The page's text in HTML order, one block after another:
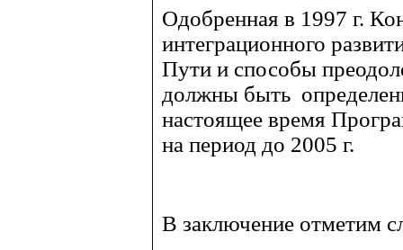
Одобренная в 1997 г.
интеграционного
Пути и способы
должны быть
настоящее время
на период до 2005 г.
В заключение отметим